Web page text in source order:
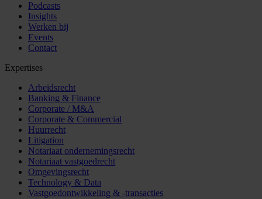
Podcasts
Insights
Werken bij
Events
Contact
Expertises
Arbeidsrecht
Banking & Finance
Corporate / M&A
Corporate & Commercial
Huurrecht
Litigation
Notariaat ondernemingsrecht
Notariaat vastgoedrecht
Omgevingsrecht
Technology & Data
Vastgoedontwikkeling & -transacties